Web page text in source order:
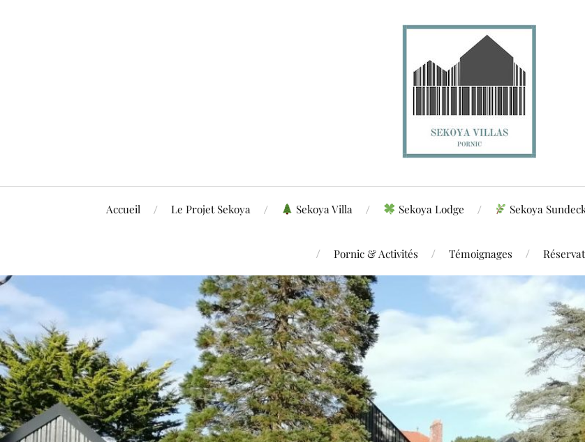
Accueil Le Projet Sekoya Sekoya Villa Sekoya Lodge Sekoya
Pornic & Activités Témoignages